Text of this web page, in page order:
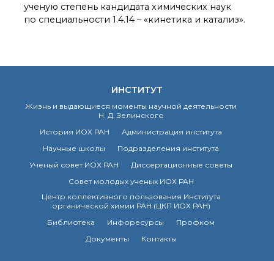
ученую степень кандидата химических наук
по специальности 1.4.14 – «кинетика и катализ».
ИНСТИТУТ
Жизнь и выдающиеся моменты научной деятельности
Н. Д. Зелинского
История ИОХ РАН
Администрация института
Научные школы
Подразделения института
Ученый совет ИОХ РАН
Диссертационные советы
Совет молодых ученых ИОХ РАН
Центр коллективного пользования Института
органической химии РАН (ЦКП ИОХ РАН)
Библиотека
Инфоресурсы
Профком
Документы
Контакты